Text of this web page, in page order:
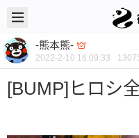
-熊本熊-
2022-2-10 16:09:33
[BUMP]ヒロシ
-熊本熊- @ 御品熊风